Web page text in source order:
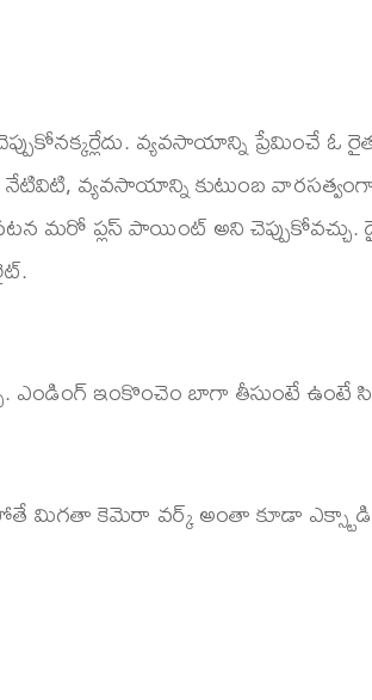
వ్యవసాయాన్ని
వ్యవసాయాన్ని కుటుంబ
మరో ప్లస్ పాయింట్ అని
ఎండింగ్ ఇంకొంచెం బాగా తీసుంటే
మిగతా కెమెరా వర్క్ అంతా కూడా